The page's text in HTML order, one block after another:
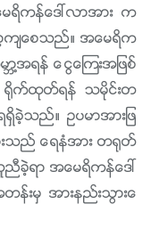
ကန္ေဒၚလာအား က
လ်ာ့က်ေစသည္။ အေမရိက
အရန္ ေငြေၾကးအျဖစ္
႐ိုက္ထုတ္ရန္ သမိုင္းတ
သည္။ ဥပမာအားျဖ
းသည္ ေရနံအား တ႐ုတ္
တူညီခဲ့ရာ အေမရိကန္ေဒၚ
န္းမွ အားနည္းသြားေ